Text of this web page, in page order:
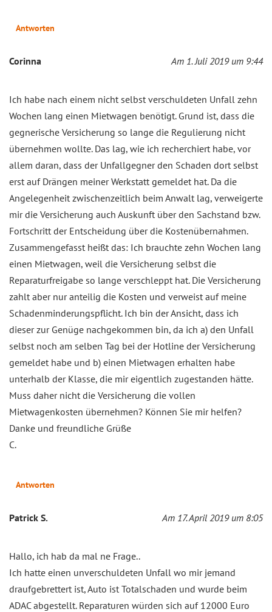
Antworten
Corinna Am 1. Juli 2019 um 9:44
Ich habe nach einem nicht selbst verschuldeten Unfall zehn
Wochen lang einen Mietwagen benötigt. Grund ist, dass die
gegnerische Versicherung so lange die Regulierung nicht
übernehmen wollte. Das lag, wie ich recherchiert habe, vor
allem daran, dass der Unfallgegner den Schaden dort selbst
erst auf Drängen meiner Werkstatt gemeldet hat. Da die
Angelegenheit zwischenzeitlich beim Anwalt lag, verweigerte
mir die Versicherung auch Auskunft über den Sachstand bzw.
Fortschritt der Entscheidung über die Kostenübernahmen.
Zusammengefasst heißt das: Ich brauchte zehn Wochen lang
einen Mietwagen, weil die Versicherung selbst die
Reparaturfreigabe so lange verschleppt hat. Die Versicherung
zahlt aber nur anteilig die Kosten und verweist auf meine
Schadenminderungspflicht. Ich bin der Ansicht, dass ich
dieser zur Genüge nachgekommen bin, da ich a) den Unfall
selbst noch am selben Tag bei der Hotline der Versicherung
gemeldet habe und b) einen Mietwagen erhalten habe
unterhalb der Klasse, die mir eigentlich zugestanden hätte.
Muss daher nicht die Versicherung die vollen
Mietwagenkosten übernehmen? Können Sie mir helfen?
Danke und freundliche Grüße
C.
Antworten
Patrick S. Am 17. April 2019 um 8:05
Hallo, ich hab da mal ne Frage..
Ich hatte einen unverschuldeten Unfall wo mir jemand
draufgebrettert ist, Auto ist Totalschaden und wurde beim
ADAC abgestellt. Reparaturen würden sich auf 12000 Euro